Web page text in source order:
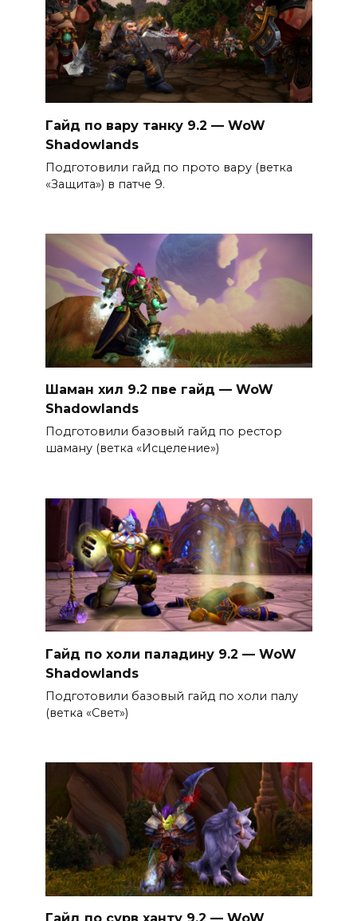
Гайд по вару танку 9.2 — WoW
Shadowlands
Подготовили гайд по прото вару (ветка
«Защита») в патче 9.
Шаман хил 9.2 пве гайд — WoW
Shadowlands
Подготовили базовый гайд по рестор
шаману (ветка «Исцеление»)
Гайд по холи паладину 9.2 — WoW
Shadowlands
Подготовили базовый гайд по холи палу
(ветка «Свет»)
Гайд по сурв ханту 9.2 — WoW